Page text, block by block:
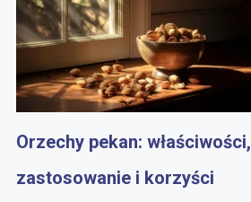
Orzechy pekan: właściwości,
zastosowanie i korzyści